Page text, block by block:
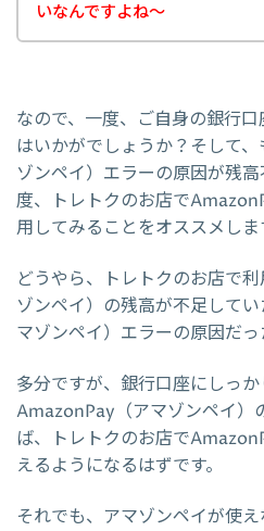
いなんですよね～
なので、一度、ご自身の銀行
はいかがでしょうか？そして
ゾンペイ）エラーの原因が残
度、トレトクのお店で
用してみることをオススメしま
どうやら、トレトクのお店で
ゾンペイ）の残高が不足して
マゾンペイ）エラーの原因だっ
多分ですが、銀行口座にしっか
AmazonPay（アマゾンペイ）
ば、トレトクのお店で
えるようになるはずです。
それでも、アマゾンペイが使